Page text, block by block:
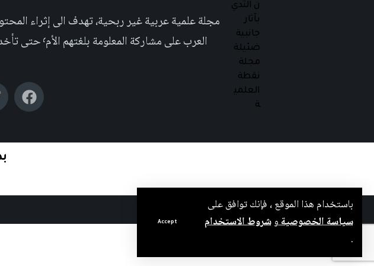
باستخدام هذا الموقع ، فإنك توافق على
سياسة الخصوصيةوشروط الاستخدام
.
Accept
العرب على مشاركة المعلومة بلغتهم الأم٬ حتى تأخد هذه اللغة دوراً اكبر على صعيد العلوم التجريبية والإجتماعية.
جميع الحقوق محفوظة لمجلة نقطة العلمية 2025 ©